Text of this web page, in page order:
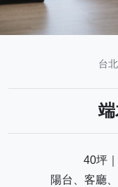
台
40坪
陽台、客廳